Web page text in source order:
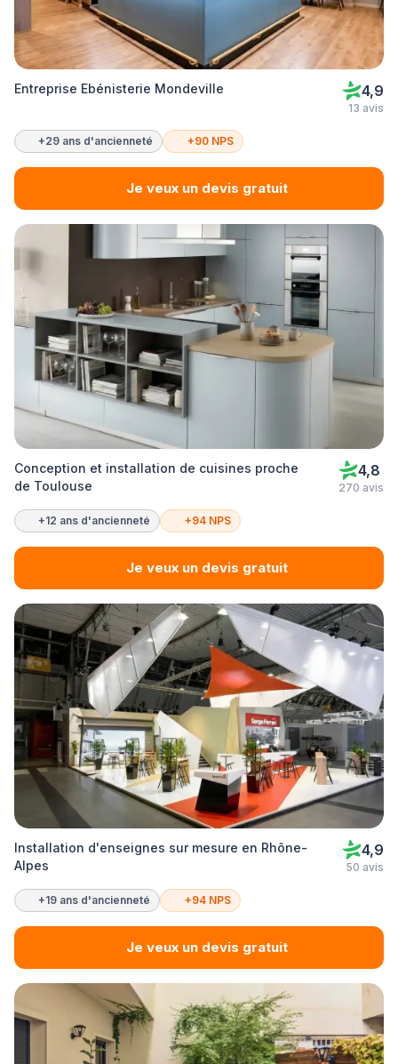
Entreprise Ebénisterie Mondeville 4,9
13 avis
+29 ans d'ancienneté +90 NPS
Je veux un devis gratuit
Conception et installation de cuisines proche
de Toulouse
4,8
270 avis
+12 ans d'ancienneté +94 NPS
Je veux un devis gratuit
Installation d'enseignes sur mesure en Rhône-
Alpes
4,9
50 avis
+19 ans d'ancienneté +94 NPS
Je veux un devis gratuit